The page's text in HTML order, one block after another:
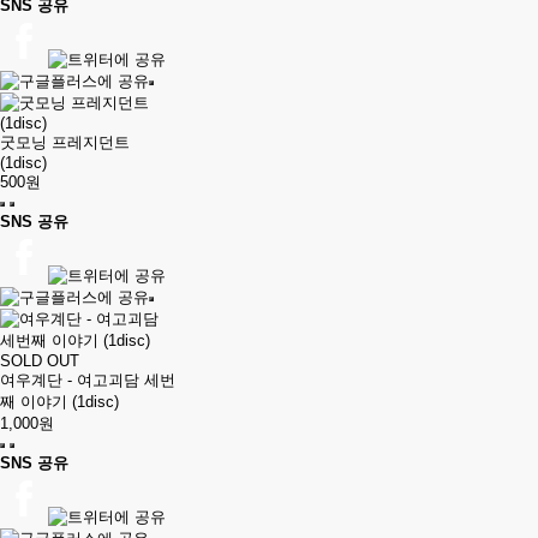
SNS 공유
굿모닝 프레지던트
(1disc)
500원
SNS 공유
SOLD OUT
여우계단 - 여고괴담 세번
째 이야기 (1disc)
1,000원
SNS 공유